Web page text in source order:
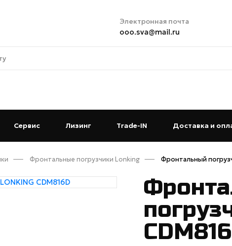
Электронная почта
ooo.sva@mail.ru
Сервис(current)Лизинг (current)Trade-IN (current)Доставка и
Фронтальные погрузчики Lonking Фронтальный